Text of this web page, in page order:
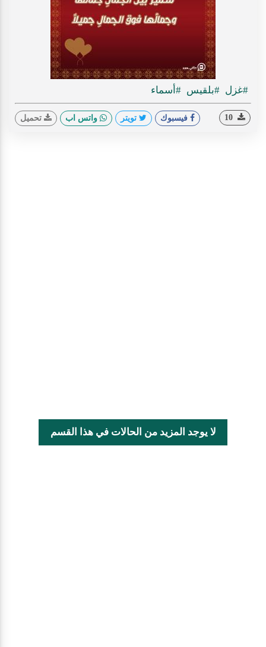
#غزل #بلقيس #أسماء
فيسبوك تويتر واتس اب تحميل
لا يوجد المزيد من الحالات في هذا القسم